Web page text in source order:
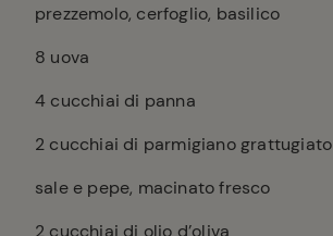
prezzemolo, cerfoglio, basilico
8 uova
4 cucchiai di panna
2 cucchiai di parmigiano grattugiato
sale e pepe, macinato fresco
2 cucchiai di olio d’oliva